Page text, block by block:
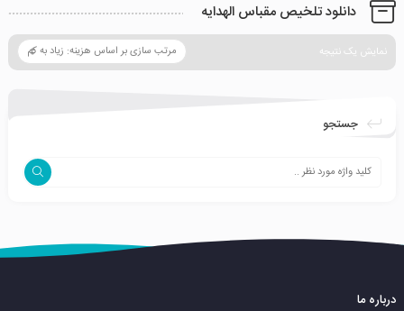
دانلود تلخیص مقباس الهدایه
نمایش یک نتیجه
جستجو
درباره ما